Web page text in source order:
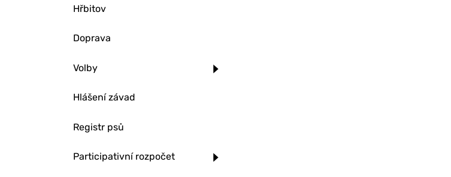
Hřbitov
Doprava
Volby
Hlášení závad
Registr psů
Participativní rozpočet